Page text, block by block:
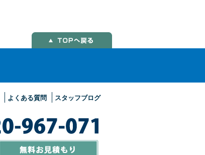
よくある質問 スタッフブログ